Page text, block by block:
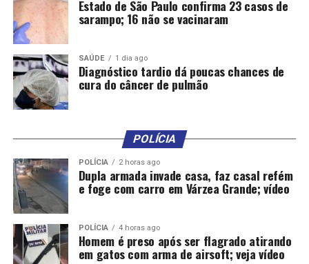
Estado de São Paulo confirma 23 casos de
sarampo; 16 não se vacinaram
SAÚDE 1 dia ago
Diagnóstico tardio dá poucas chances de
cura do câncer de pulmão
POLÍCIA
POLÍCIA 2 horas ago
Dupla armada invade casa, faz casal refém
e foge com carro em Várzea Grande; vídeo
POLÍCIA 4 horas ago
Homem é preso após ser flagrado atirando
em gatos com arma de airsoft; veja vídeo